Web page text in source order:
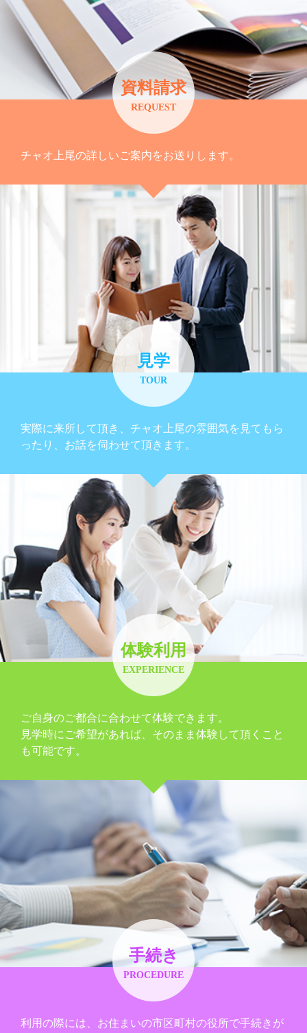
資料請求
REQUEST
チャオ上尾の詳しいご案内をお送りします。
見学
TOUR
実際に来所して頂き、チャオ上尾の雰囲気を見てもら
ったり、お話を伺わせて頂きます。
体験利用
EXPERIENCE
ご自身のご都合に合わせて体験できます。
見学時にご希望があれば、そのまま体験して頂くこと
も可能です。
手続き
PROCEDURE
利用の際には、お住まいの市区町村の役所で手続きが